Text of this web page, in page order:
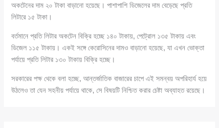
অকটেনের দাম ২০ টাকা বাড়ানো হয়েছে। পাশাপাশি ডিজেলের দাম বেড়েছে প্রতি
লিটারে ১৫ টাকা।
বর্তমানে প্রতি লিটার অকটেন বিক্রি হচ্ছে ১৪০ টাকায়, পেট্রোল ১৩৫ টাকায় এবং
ডিজেল ১১৫ টাকায়। একই সঙ্গে কেরোসিনের দামও বাড়ানো হয়েছে, যা এখন ভোক্তা
পর্যায়ে প্রতি লিটার ১৩০ টাকায় বিক্রি হচ্ছে।
সরকারের পক্ষ থেকে বলা হচ্ছে, আন্তর্জাতিক বাজারের চাপে এই সমন্বয় অপরিহার্য হয়ে
উঠলেও তা যেন সহনীয় পর্যায়ে থাকে, সে বিষয়টি নিশ্চিত করার চেষ্টা অব্যাহত রয়েছে।